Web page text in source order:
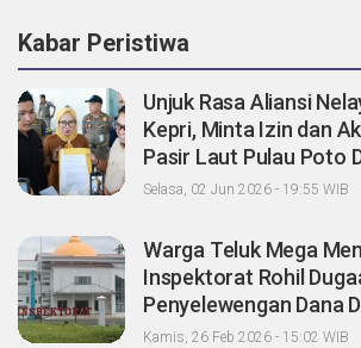
Kabar Peristiwa
Unjuk Rasa Aliansi
Kepri, Minta Izin dan
Pasir Laut Pulau Poto
Selasa, 02 Jun 2026 - 19:55 WIB
Warga Teluk Mega
Inspektorat Rohil
Penyelewengan Dana
2023-2024
Kamis, 26 Feb 2026 - 15:02 WIB